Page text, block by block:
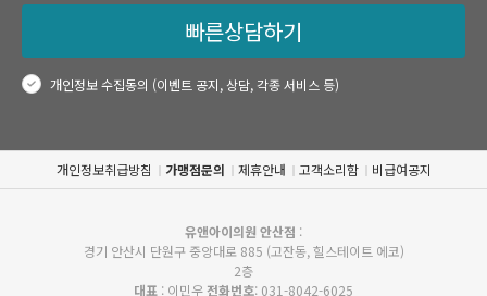
빠른상담하기
개인정보 수집동의 (이벤트 공지, 상담, 각종 서비스 등)
개인정보취급방침 가맹점문의 제휴안내 고객소리함 비급여공지
유앤아이의원 안산점 :
경기 안산시 단원구 중앙대로 885 (고잔동, 힐스테이트 에코)
2층
대표 : 이민우전화번호: 031-8042-6025